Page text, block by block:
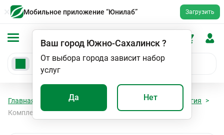
Мобильное приложение “Юнилаб” Загрузить
Ваш город Южно-Сахалинск?
От выбора города зависит набор
услуг
Да Нет
Главная Анализы
Иммуноаллергология
Комплексные панели, специфические IgE